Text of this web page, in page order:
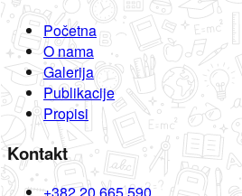
Početna
O nama
Galerija
Publikacije
Propisi
Kontakt